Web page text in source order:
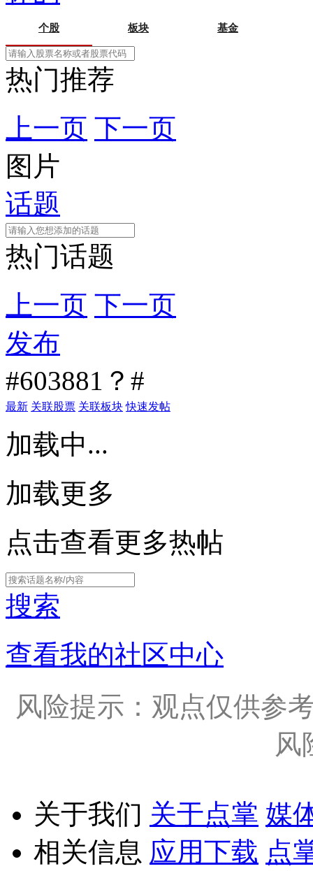
个股 板块 基金
热门推荐
上一页 下一页
图片
话题
热门话题
上一页 下一页
发布
#603881？#
最新 关联股票 关联板块 快速发帖
加载中...
加载更多
点击查看更多热帖
搜索
查看我的社区中心
风险提示：观点仅供参
风
关于我们 关于点掌 媒
相关信息 应用下载 点